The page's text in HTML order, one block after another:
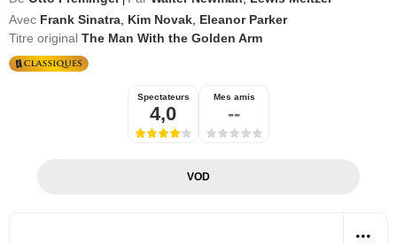
Avec Frank Sinatra Kim Novak Eleanor Parker
Titre original The Man With the Golden Arm
Spectateurs
4,0
Mes amis
--
VOD